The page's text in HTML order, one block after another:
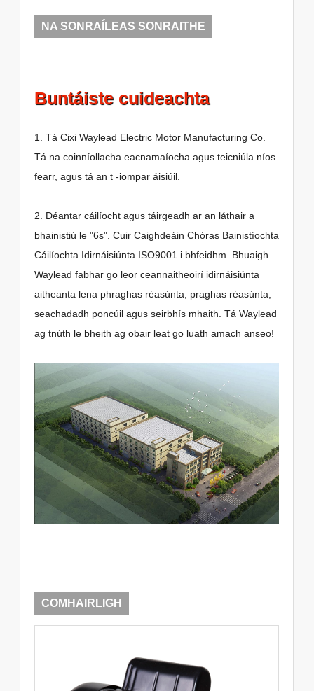
NA SONRAÍLEAS SONRAITHE
Buntáiste cuideachta
1. Tá Cixi Waylead Electric Motor Manufacturing Co.
Tá na coinníollacha eacnamaíocha agus teicniúla níos
fearr, agus tá an t -iompar áisiúil.
2. Déantar cáilíocht agus táirgeadh ar an láthair a
bhainistiú le "6s". Cuir Caighdeáin Chóras Bainistíochta
Cáilíochta Idirnáisiúnta ISO9001 i bhfeidhm. Bhuaigh
Waylead fabhar go leor ceannaitheoirí idirnáisiúnta
aitheanta lena phraghas réasúnta, praghas réasúnta,
seachadadh poncúil agus seirbhís mhaith. Tá Waylead
ag tnúth le bheith ag obair leat go luath amach anseo!
COMHAIRLIGH